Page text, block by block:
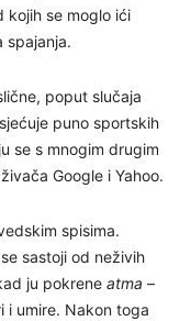
kojih se moglo ići
spajanja.
poput slučaja
puno sportskih
se s mnogim drugim
Google i Yahoo.
spisima.
sastoji od neživih
ju pokrene atma –
i umire. Nakon toga